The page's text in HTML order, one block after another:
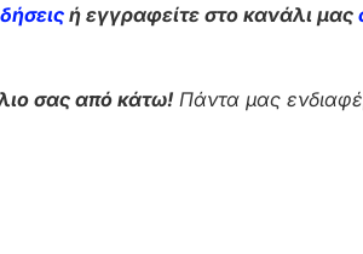
ή εγγραφείτε στο κανάλι μας
σας από κάτω! Πάντα μας